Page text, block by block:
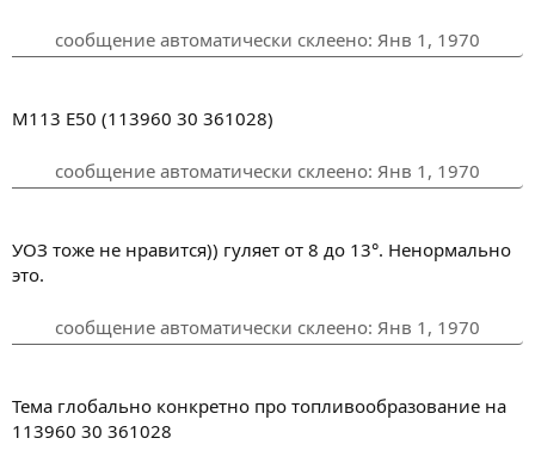
о
сообщение автоматически склеено: Янв 1, 1970
M113 E50 (113960 30 361028)
сообщение автоматически склеено: Янв 1, 1970
УОЗ тоже не нравится)) гуляет от 8 до 13°. Ненормально
это.
сообщение автоматически склеено: Янв 1, 1970
Тема глобально конкретно про топливообразование на
113960 30 361028